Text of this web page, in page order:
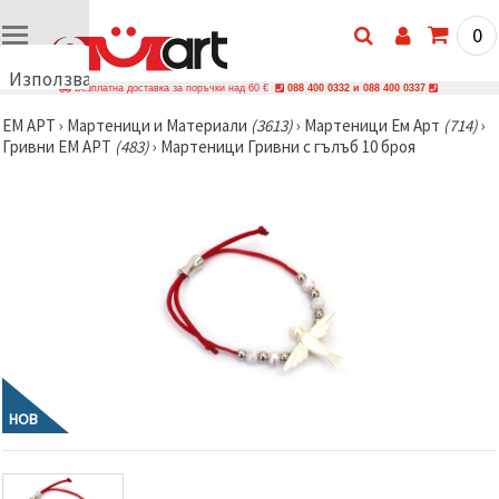
Използваме
🍪
Използваме
съгласие,
да
анализираме
трафика и
да
показваме
0
Безплатна доставка за поръчки над 60 € 088 400 0332 и 088 400 0337
ЕМ АРТ › Мартеници и Материали (3613)› Мартеници Ем Арт (714)›
Гривни ЕМ АРТ (483)› Мартеници Гривни с гълъб 10 броя
НОВ